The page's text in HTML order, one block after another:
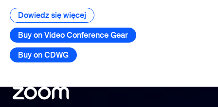
Dowiedz się więcej Dowiedz się więcej
Buy on Video Conference Gear
Buy on CDWG